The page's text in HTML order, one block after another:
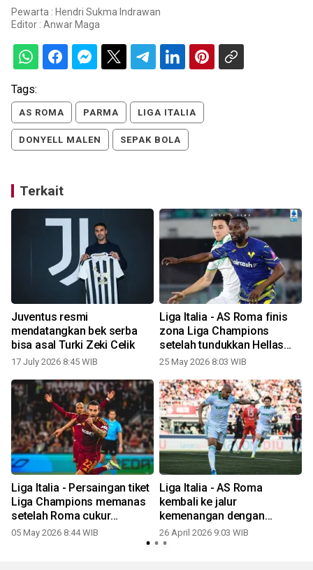
Pewarta : Hendri Sukma Indrawan
Editor : Anwar Maga
Tags:
AS ROMA PARMA LIGA ITALIA
DONYELL MALEN SEPAK BOLA
Terkait
Juventus resmi
mendatangkan bek serba
bisa asal Turki Zeki Celik
17 July 2026 8:45 WIB
Liga Italia - AS Roma finis
zona Liga Champions
setelah tundukkan Hellas
Verona 2-0
25 May 2026 8:03 WIB
Liga Italia - Persaingan tiket
Liga Champions memanas
setelah Roma cukur
Fiorentina
05 May 2026 8:44 WIB
Liga Italia - AS Roma
kembali ke jalur
kemenangan dengan
kalahkan Bologna
26 April 2026 9:03 WIB